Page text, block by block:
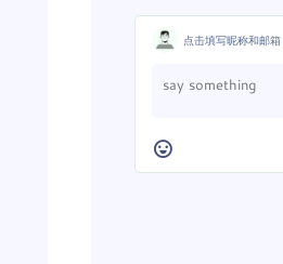
点击填写昵称和邮